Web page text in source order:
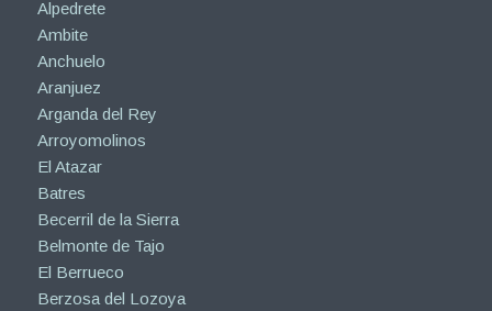
Alpedrete
Ambite
Anchuelo
Aranjuez
Arganda del Rey
Arroyomolinos
El Atazar
Batres
Becerril de la Sierra
Belmonte de Tajo
El Berrueco
Berzosa del Lozoya